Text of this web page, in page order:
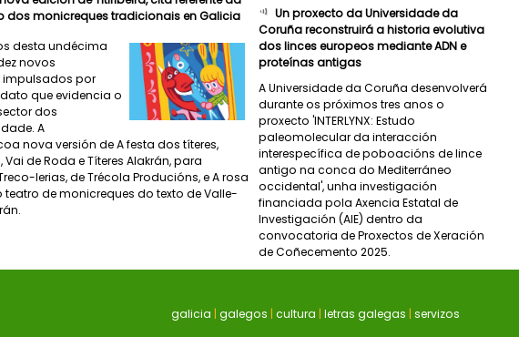
dos monicreques tradicionais en Galicia
desta undécima
novos
impulsados por
que evidencia o
dos
A
nova versión de A festa dos títeres,
de Roda e Títeres Alakrán, para
lerias, de Trécola Producións, e A rosa
de monicreques do texto de Valle-
Un proxecto da Universidade da
Coruña reconstruirá a historia evolutiva
dos linces europeos mediante ADN e
proteínas antigas
A Universidade da Coruña desenvolverá
durante os próximos tres anos o
proxecto 'INTERLYNX: Estudo
paleomolecular da interacción
interespecífica de poboacións de lince
antigo na conca do Mediterráneo
occidental', unha investigación
financiada pola Axencia Estatal de
Investigación (AIE) dentro da
convocatoria de Proxectos de Xeración
de Coñecemento 2025.
galicia galegos cultura letras galegas servizos